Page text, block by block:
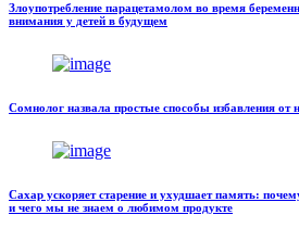
Злоупотребление парацетамолом во время
внимания у детей в будущем
Сомнолог назвала простые способы избавления
Сахар ускоряет старение и ухудшает память:
и чего мы не знаем о любимом продукте